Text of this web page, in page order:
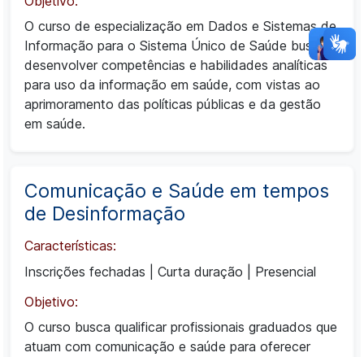
O curso de especialização em Dados e Sistemas de
Informação para o Sistema Único de Saúde busca
desenvolver competências e habilidades analíticas
para uso da informação em saúde, com vistas ao
aprimoramento das políticas públicas e da gestão
em saúde.
Comunicação e Saúde em tempos
de Desinformação
Características:
Inscrições fechadas
Curta duração
Presencial
Objetivo:
O curso busca qualificar profissionais graduados que
atuam com comunicação e saúde para oferecer